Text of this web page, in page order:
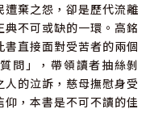
棄之怨，卻是歷代流離
不可或缺的一環。高銘
直接面對受苦者的兩個
問」，帶領讀者抽絲剝
的泣訴，慈母撫慰身受
，本書是不可不讀的佳